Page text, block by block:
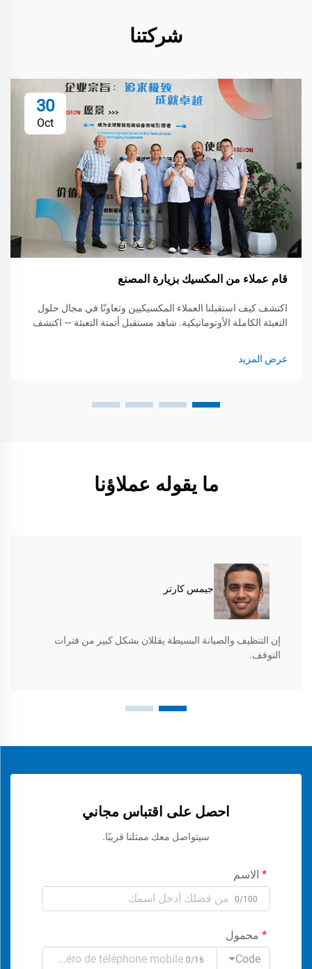
شركتنا
30
Oct
قام عملاء من المكسيك بزيارة المصنع
اكتشف كيف استقبلنا العملاء المكسيكيين وتعاونّا في مجال حلول
التعبئة الكاملة الأوتوماتيكية. شاهد مستقبل أتمتة التعبئة — اكتشف
عرض المزيد
ما يقوله عملاؤنا
جيمس كارتر
إن التنظيف والصيانة البسيطة يقللان بشكل كبير من فترات
التوقف.
احصل على اقتباس مجاني
سيتواصل معك ممثلنا قريبًا.
الاسم
0/100
محمول
Code
0/16